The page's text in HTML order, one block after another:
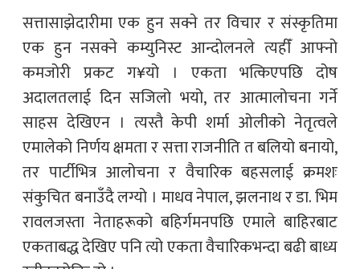
सत्तासाझेदारीमा एक हुन सक्ने तर विचार र संस्कृतिमा
एक हुन नसक्ने कम्युनिस्ट आन्दोलनले त्यहीँ आफ्नो
कमजोरी प्रकट ग¥यो । एकता भत्किएपछि दोष
अदालतलाई दिन सजिलो भयो, तर आत्मालोचना गर्ने
साहस देखिएन । त्यस्तै केपी शर्मा ओलीको नेतृत्वले
एमालेको निर्णय क्षमता र सत्ता राजनीति त बलियो बनायो,
तर पार्टीभित्र आलोचना र वैचारिक बहसलाई क्रमशः
संकुचित बनाउँदै लग्यो । माधव नेपाल, झलनाथ र डा. भिम
रावलजस्ता नेताहरूको बहिर्गमनपछि एमाले बाहिरबाट
एकताबद्ध देखिए पनि त्यो एकता वैचारिकभन्दा बढी बाध्य